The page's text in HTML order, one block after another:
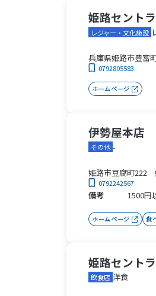
姫路セント
レジャー・文化施設
兵庫県姫路市豊富
0792805583
ホームページ
伊勢屋本店
その他 -
姫路市豆腐町222
0792242567
備考 1500円
ホームページ 食
姫路セント
飲食店 洋食